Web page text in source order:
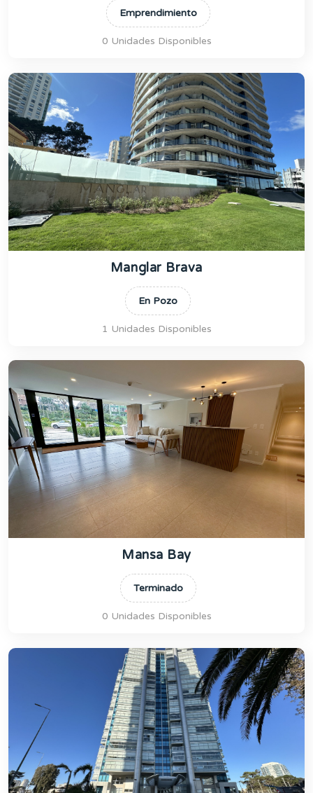
Emprendimiento
0 Unidades Disponibles
Manglar Brava
En Pozo
1 Unidades Disponibles
Mansa Bay
Terminado
0 Unidades Disponibles